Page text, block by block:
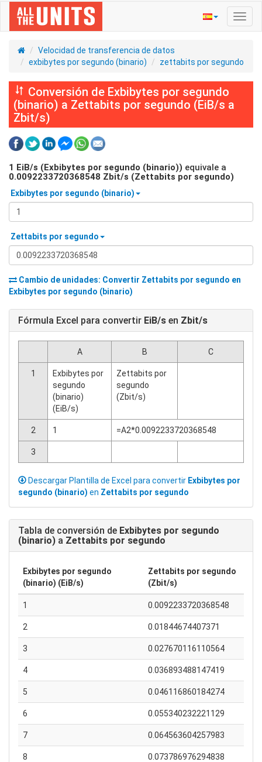
Velocidad de transferencia de datos
exbibytes por segundo (binario)
zettabits por segundo
Conversión de Exbibytes por segundo
(binario) a Zettabits por segundo (EiB/s a
Zbit/s)
1 EiB/s (Exbibytes por segundo (binario)) equivale a
0.0092233720368548 Zbit/s (Zettabits por segundo)
Exbibytes por segundo (binario)
Zettabits por segundo
Cambio de unidades: Convertir Zettabits por segundo en
Exbibytes por segundo (binario)
Fórmula Excel para convertir EiB/s en Zbit/s
A B C
1
Exbibytes por
segundo
(binario)
(EiB/s)
Zettabits por
segundo
(Zbit/s)
2 1 =A2*0.0092233720368548
3
Descargar Plantilla de Excel para convertir Exbibytes por
segundo (binario) en Zettabits por segundo
Tabla de conversión de Exbibytes por segundo
(binario) a Zettabits por segundo
Exbibytes por segundo
(binario) (EiB/s)
Zettabits por segundo
(Zbit/s)
1 0.0092233720368548
2 0.01844674407371
3 0.027670116110564
4 0.036893488147419
5 0.046116860184274
6 0.055340232221129
7 0.064563604257983
8 0.073786976294838